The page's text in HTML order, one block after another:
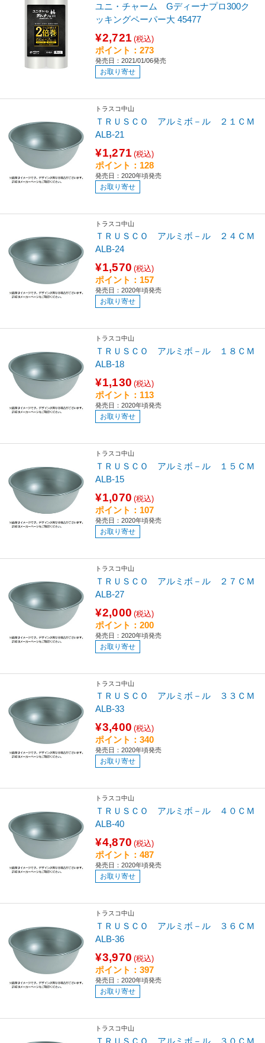
ユニ・チャーム Gディーナプロ300ク
ッキングペーパー大 45477
¥2,721 (税込)
ポイント：273
発売日：2021/01/06発売
お取り寄せ
トラスコ中山
ＴＲＵＳＣＯ アルミボ－ル ２１ＣＭ
ALB-21
¥1,271 (税込)
ポイント：128
発売日：2020年頃発売
お取り寄せ
トラスコ中山
ＴＲＵＳＣＯ アルミボ－ル ２４ＣＭ
ALB-24
¥1,570 (税込)
ポイント：157
発売日：2020年頃発売
お取り寄せ
トラスコ中山
ＴＲＵＳＣＯ アルミボ－ル １８ＣＭ
ALB-18
¥1,130 (税込)
ポイント：113
発売日：2020年頃発売
お取り寄せ
トラスコ中山
ＴＲＵＳＣＯ アルミボ－ル １５ＣＭ
ALB-15
¥1,070 (税込)
ポイント：107
発売日：2020年頃発売
お取り寄せ
トラスコ中山
ＴＲＵＳＣＯ アルミボ－ル ２７ＣＭ
ALB-27
¥2,000 (税込)
ポイント：200
発売日：2020年頃発売
お取り寄せ
トラスコ中山
ＴＲＵＳＣＯ アルミボ－ル ３３ＣＭ
ALB-33
¥3,400 (税込)
ポイント：340
発売日：2020年頃発売
お取り寄せ
トラスコ中山
ＴＲＵＳＣＯ アルミボ－ル ４０ＣＭ
ALB-40
¥4,870 (税込)
ポイント：487
発売日：2020年頃発売
お取り寄せ
トラスコ中山
ＴＲＵＳＣＯ アルミボ－ル ３６ＣＭ
ALB-36
¥3,970 (税込)
ポイント：397
発売日：2020年頃発売
お取り寄せ
トラスコ中山
ＴＲＵＳＣＯ アルミボ－ル ３０ＣＭ